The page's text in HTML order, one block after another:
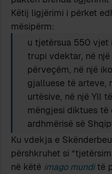
Këtij ligjërimi i përket
mësipërm:
u tjetërsua 550 vjet
trupi vdektar, në një
përveçëm, në një
gjalluese të arteve,
urtësive, në një Yll
mëngjesi diktues
ardhmërisë së
Ku vdekja e
përshkruhet si
në këtë imago munditë